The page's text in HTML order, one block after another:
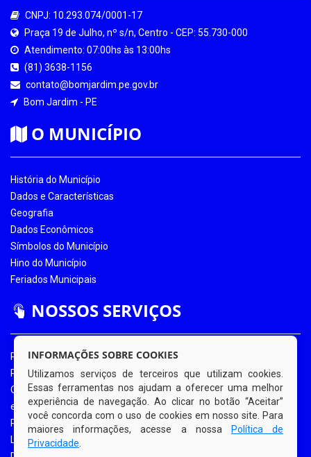
CNPJ: 10.293.074/0001-17
Praça 19 de Julho, nº s/n, Centro - CEP: 55.730-000
Atendimento: 07:00hs às 13:00hs
(81) 3638-1156
contato@bomjardim.pe.gov.br
Bom Jardim - PE
O MUNICÍPIO
História do Município
Dados e Características
Geografia
Dados Econômicos
Símbolos do Município
Hino do Município
Feriados Municipais
NOSSOS SERVIÇOS
Portal da Transparência
Portal da Transparência COVID-19
Ouvidoria Eletrônica
e-SIC
Processos de Licitação
Licitações em Andamento
INFORMAÇÕES SOBRE COOKIES
Utilizamos serviços de terceiros que utilizam cookies.
Essas ferramentas nos ajudam a oferecer uma melhor
experiência de navegação. Ao clicar no botão “Aceitar”
você concorda com o uso de cookies em nosso site. Para
maiores informações, acesse a nossa
Política de
Privacidade